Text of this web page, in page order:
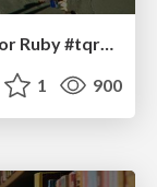
gcpc: Google Cloud Pub/Sub Client for Ruby #tqrk13
1 900